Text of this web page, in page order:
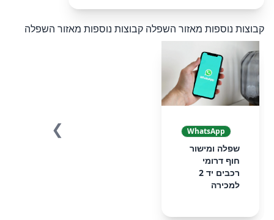
קבוצות נוספות מאזור השפלה קבוצות נוספות מאזור השפלה
WhatsApp
שפלה ומישור
חוף דרומי
רכבים יד 2
למכירה
❯